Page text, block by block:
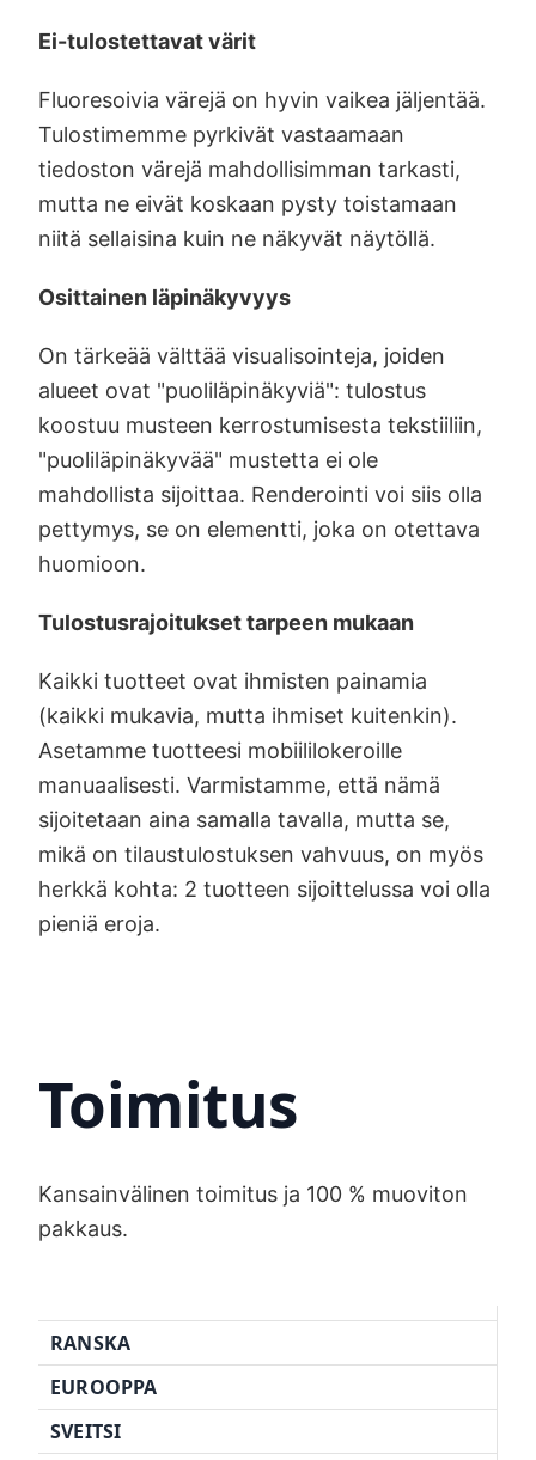
Ei-tulostettavat värit
Fluoresoivia värejä on hyvin vaikea jäljentää.
Tulostimemme pyrkivät vastaamaan
tiedoston värejä mahdollisimman tarkasti,
mutta ne eivät koskaan pysty toistamaan
niitä sellaisina kuin ne näkyvät näytöllä.
Osittainen läpinäkyvyys
On tärkeää välttää visualisointeja, joiden
alueet ovat "puoliläpinäkyviä": tulostus
koostuu musteen kerrostumisesta tekstiiliin,
"puoliläpinäkyvää" mustetta ei ole
mahdollista sijoittaa. Renderointi voi siis olla
pettymys, se on elementti, joka on otettava
huomioon.
Tulostusrajoitukset tarpeen mukaan
Kaikki tuotteet ovat ihmisten painamia
(kaikki mukavia, mutta ihmiset kuitenkin).
Asetamme tuotteesi mobiililokeroille
manuaalisesti. Varmistamme, että nämä
sijoitetaan aina samalla tavalla, mutta se,
mikä on tilaustulostuksen vahvuus, on myös
herkkä kohta: 2 tuotteen sijoittelussa voi olla
pieniä eroja.
Toimitus
Kansainvälinen toimitus ja 100 % muoviton
pakkaus.
RANSKA
EUROOPPA
SVEITSI